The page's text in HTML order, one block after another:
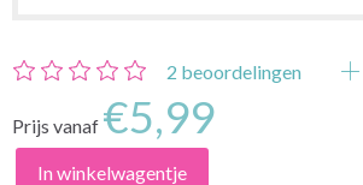
2 beoordelingen
Prijs vanaf €5,99
In winkelwagentje